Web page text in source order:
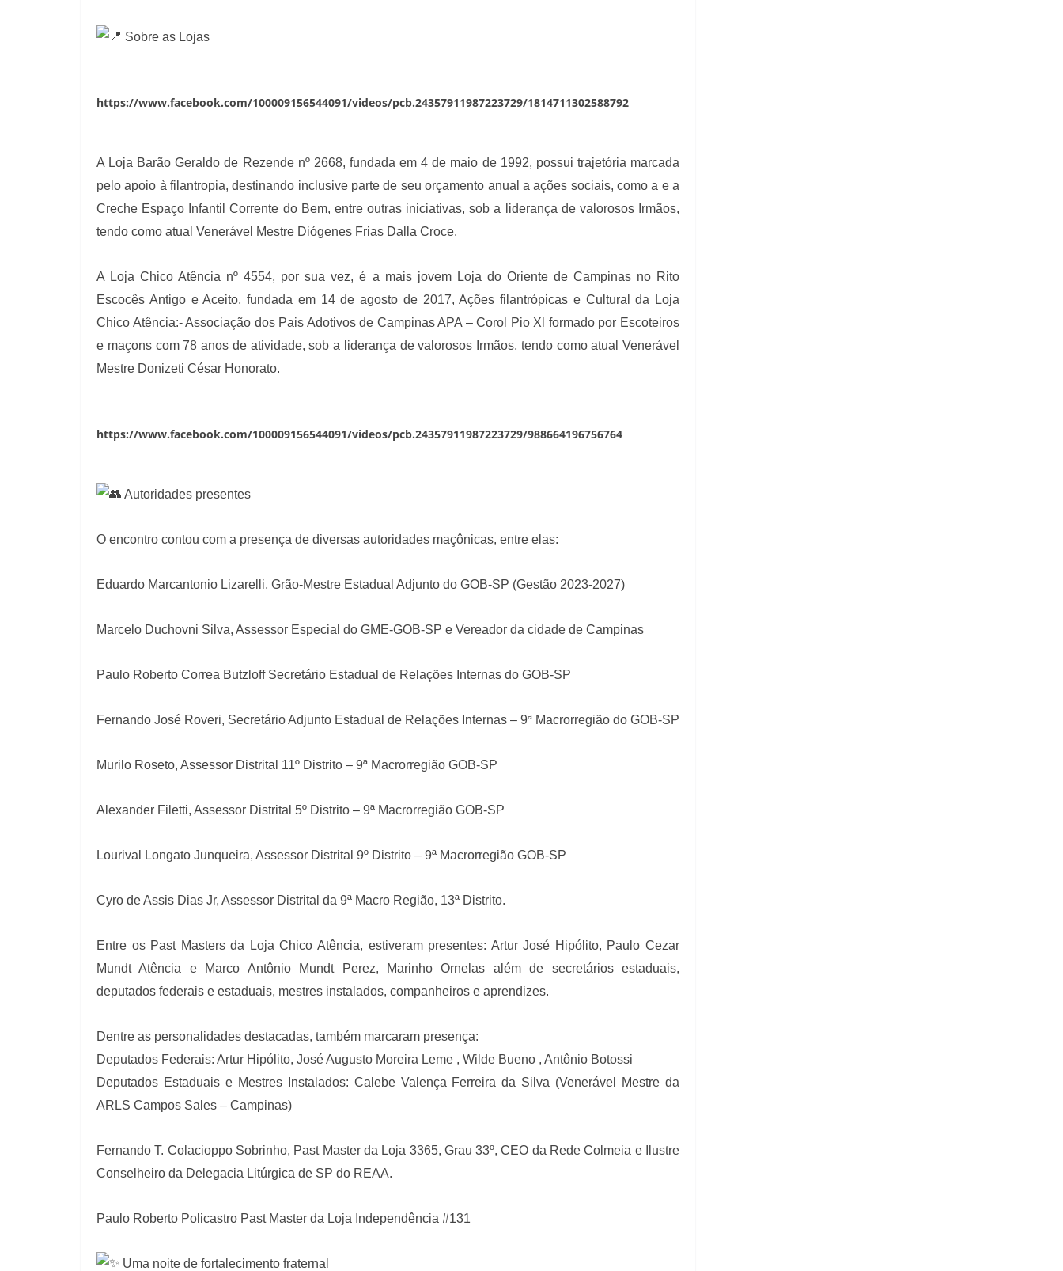
Sobre as Lojas
https://www.facebook.com/100009156544091/videos/pcb.24357911987223729/1814711302588792
A Loja Barão Geraldo de Rezende nº 2668, fundada em 4 de maio de 1992, possui trajetória marcada
pelo apoio à filantropia, destinando inclusive parte de seu orçamento anual a ações sociais, como a e a
Creche Espaço Infantil Corrente do Bem, entre outras iniciativas, sob a liderança de valorosos Irmãos,
tendo como atual Venerável Mestre Diógenes Frias Dalla Croce.
A Loja Chico Atência nº 4554, por sua vez, é a mais jovem Loja do Oriente de Campinas no Rito
Escocês Antigo e Aceito, fundada em 14 de agosto de 2017, Ações filantrópicas e Cultural da Loja
Chico Atência:- Associação dos Pais Adotivos de Campinas APA – Corol Pio Xl formado por Escoteiros
e maçons com 78 anos de atividade, sob a liderança de valorosos Irmãos, tendo como atual Venerável
Mestre Donizeti César Honorato.
https://www.facebook.com/100009156544091/videos/pcb.24357911987223729/988664196756764
Autoridades presentes
O encontro contou com a presença de diversas autoridades maçônicas, entre elas:
Eduardo Marcantonio Lizarelli, Grão-Mestre Estadual Adjunto do GOB-SP (Gestão 2023-2027)
Marcelo Duchovni Silva, Assessor Especial do GME-GOB-SP e Vereador da cidade de Campinas
Paulo Roberto Correa Butzloff Secretário Estadual de Relações Internas do GOB-SP
Fernando José Roveri, Secretário Adjunto Estadual de Relações Internas – 9ª Macrorregião do GOB-SP
Murilo Roseto, Assessor Distrital 11º Distrito – 9ª Macrorregião GOB-SP
Alexander Filetti, Assessor Distrital 5º Distrito – 9ª Macrorregião GOB-SP
Lourival Longato Junqueira, Assessor Distrital 9º Distrito – 9ª Macrorregião GOB-SP
Cyro de Assis Dias Jr, Assessor Distrital da 9ª Macro Região, 13ª Distrito.
Entre os Past Masters da Loja Chico Atência, estiveram presentes: Artur José Hipólito, Paulo Cezar
Mundt Atência e Marco Antônio Mundt Perez, Marinho Ornelas além de secretários estaduais,
deputados federais e estaduais, mestres instalados, companheiros e aprendizes.
Dentre as personalidades destacadas, também marcaram presença:
Deputados Federais: Artur Hipólito, José Augusto Moreira Leme , Wilde Bueno , Antônio Botossi
Deputados Estaduais e Mestres Instalados: Calebe Valença Ferreira da Silva (Venerável Mestre da
ARLS Campos Sales – Campinas)
Fernando T. Colacioppo Sobrinho, Past Master da Loja 3365, Grau 33º, CEO da Rede Colmeia e Ilustre
Conselheiro da Delegacia Litúrgica de SP do REAA.
Paulo Roberto Policastro Past Master da Loja Independência #131
Uma noite de fortalecimento fraternal